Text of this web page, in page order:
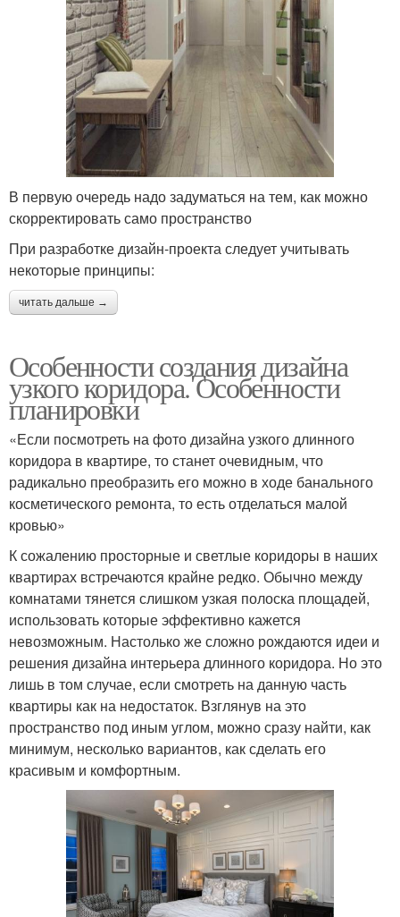
В первую очередь надо задуматься на тем, как можно
скорректировать само пространство
При разработке дизайн-проекта следует учитывать
некоторые принципы:
читать дальше →
Особенности создания дизайна
узкого коридора. Особенности
планировки
«Если посмотреть на фото дизайна узкого длинного
коридора в квартире, то станет очевидным, что
радикально преобразить его можно в ходе банального
косметического ремонта, то есть отделаться малой
кровью»
К сожалению просторные и светлые коридоры в наших
квартирах встречаются крайне редко. Обычно между
комнатами тянется слишком узкая полоска площадей,
использовать которые эффективно кажется
невозможным. Настолько же сложно рождаются идеи и
решения дизайна интерьера длинного коридора. Но это
лишь в том случае, если смотреть на данную часть
квартиры как на недостаток. Взглянув на это
пространство под иным углом, можно сразу найти, как
минимум, несколько вариантов, как сделать его
красивым и комфортным.